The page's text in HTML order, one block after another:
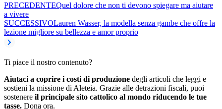
PRECEDENTEQuel dolore che non ti devono spiegare ma aiutare
a vivere
SUCCESSIVOLauren Wasser, la modella senza gambe che offre la
lezione migliore su bellezza e amor proprio
Ti piace il nostro contenuto?
Aiutaci a coprire i costi di produzione degli articoli che leggi e
sostieni la missione di Aleteia. Grazie alle detrazioni fiscali, puoi
sostenere il principale sito cattolico al mondo riducendo le tue
tasse. Dona ora.